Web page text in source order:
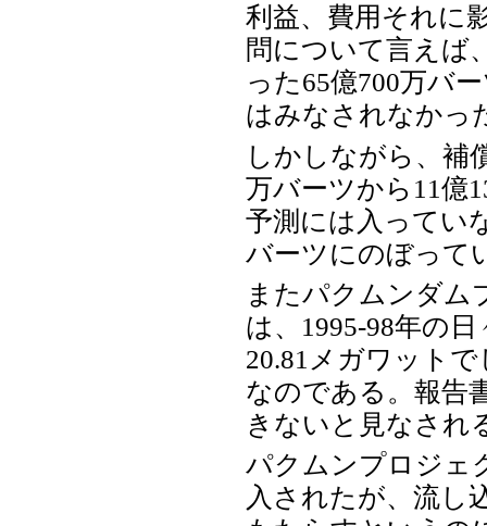
利益、費用それに
問について言えば
った65億700万バ
はみなされなかっ
しかしながら、補
万バーツから11億
予測には入ってい
バーツにのぼって
またパクムンダム
は、1995-98年の
20.81メガワット
なのである。報告
きないと見なされ
パクムンプロジェ
入されたが、流し